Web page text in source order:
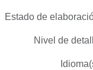
Estado de
Nivel de